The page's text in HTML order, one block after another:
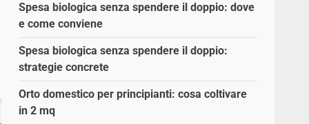
Spesa biologica senza spendere il doppio: dove
e come conviene
Spesa biologica senza spendere il doppio:
strategie concrete
Orto domestico per principianti: cosa coltivare
in 2 mq